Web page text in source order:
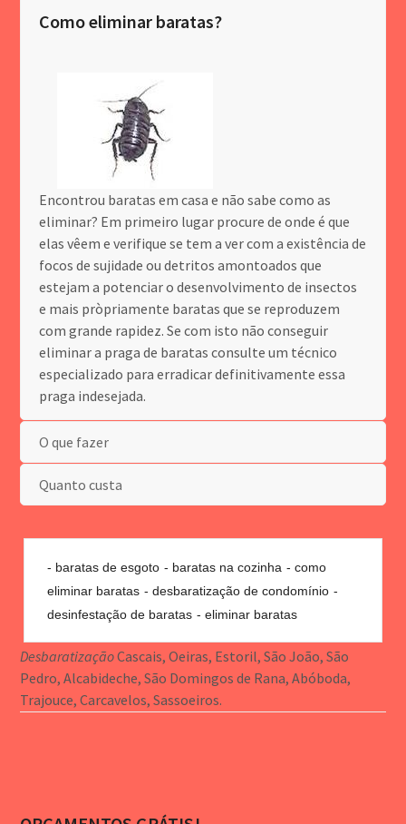
Como eliminar baratas?
Encontrou baratas em casa e não sabe como as
eliminar? Em primeiro lugar procure de onde é que
elas vêem e verifique se tem a ver com a existência de
focos de sujidade ou detritos amontoados que
estejam a potenciar o desenvolvimento de insectos
e mais pròpriamente baratas que se reproduzem
com grande rapidez. Se com isto não conseguir
eliminar a praga de baratas consulte um técnico
especializado para erradicar definitivamente essa
praga indesejada.
O que fazer
Quanto custa
baratas de esgoto baratas na cozinha
como
eliminar baratas
desbaratização de condomínio
desinfestação de baratas
eliminar baratas
DesbaratizaçãoCascais, Oeiras, Estoril, São João, São
Pedro, Alcabideche, São Domingos de Rana, Abóboda,
Trajouce, Carcavelos, Sassoeiros.